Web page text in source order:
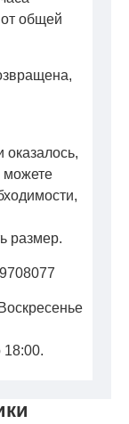
общей
оказалось,
можете
размер.
18:00.